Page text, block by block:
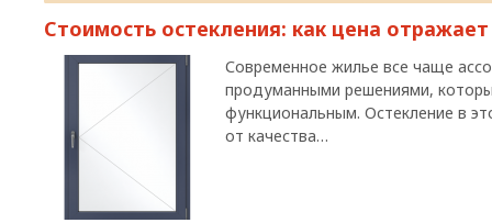
Стоимость остекления: как цена
Современное жилье все чаще
продуманными решениями,
функциональным. Остекление в
от качества…